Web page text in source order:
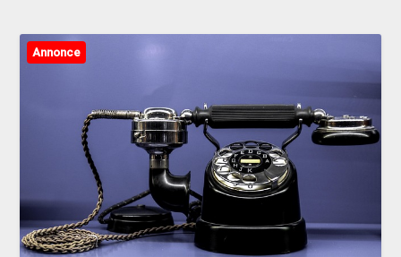
Annonce